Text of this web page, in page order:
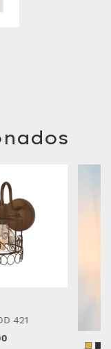
421